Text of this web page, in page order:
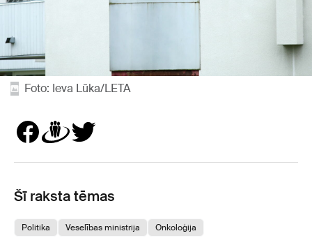
Foto: Ieva Lūka/LETA
Šī raksta tēmas
Politika Veselības ministrija Onkoloģija